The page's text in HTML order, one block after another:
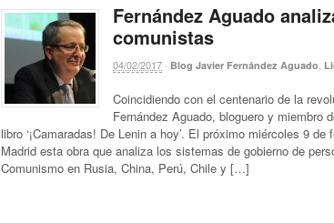
Fernández Aguado
comunistas
04/02/2017 · Blog Javier Fernández Aguado
Coincidiendo con el centenario de la
Fernández Aguado, bloguero y miembro
libro ‘¡Camaradas! De Lenin a hoy’. El próximo miércoles 9
Madrid esta obra que analiza los sistemas de gobierno de
Comunismo en Rusia, China, Perú, Chile y […]